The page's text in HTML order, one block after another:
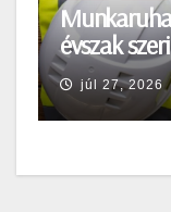
évszak
júl 27, 2026